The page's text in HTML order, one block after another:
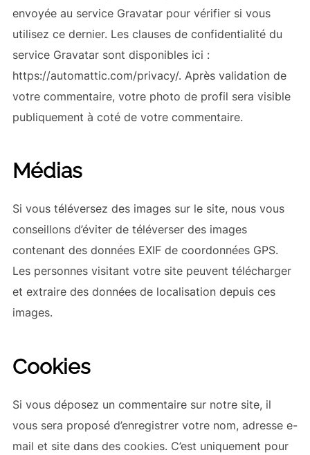
envoyée au service Gravatar pour vérifier si vous
utilisez ce dernier. Les clauses de confidentialité du
service Gravatar sont disponibles ici :
https://automattic.com/privacy/. Après validation de
votre commentaire, votre photo de profil sera visible
publiquement à coté de votre commentaire.
Médias
Si vous téléversez des images sur le site, nous vous
conseillons d’éviter de téléverser des images
contenant des données EXIF de coordonnées GPS.
Les personnes visitant votre site peuvent télécharger
et extraire des données de localisation depuis ces
images.
Cookies
Si vous déposez un commentaire sur notre site, il
vous sera proposé d’enregistrer votre nom, adresse e-
mail et site dans des cookies. C’est uniquement pour